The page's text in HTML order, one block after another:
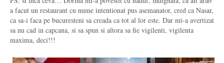
a facut un restaurant cu nume intentionat pus asemanator, cred ca Nasar,
ca sa-i faca pe bucuresteni sa creada ca tot al lor este. Dar mi-a avertizat
sa nu cad in capcana, si sa spun si altora sa fie vigilenti, vigilenta
maxima, deci!!!